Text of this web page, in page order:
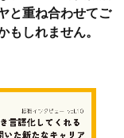
と重ね合わせてご
もしれません。